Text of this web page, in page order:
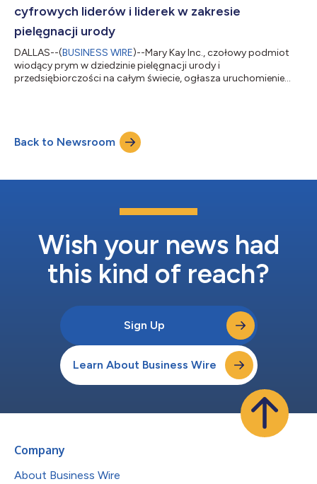
cyfrowych liderów i liderek w zakresie
pielęgnacji urody
DALLAS--(BUSINESS WIRE)--Mary Kay Inc., czołowy podmiot
wiodący prym w dziedzinie pielęgnacji urody i
przedsiębiorczości na całym świecie, ogłasza uruchomienie
Kay (ang. IBC) jako dynamicznych rzeczników cyfrowej marki i
kolejnego pokolenia odpowiedzialnego za narrację w mediach
społecznościowych. Program pilotażowy Global Social Squa...
Back to Newsroom
Wish your news had
this kind of reach?
Sign Up
Learn About Business Wire
Company
About Business Wire